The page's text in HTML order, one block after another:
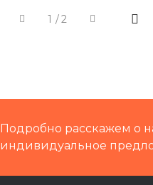
1 /2
Подробно расскажем о
индивидуальное